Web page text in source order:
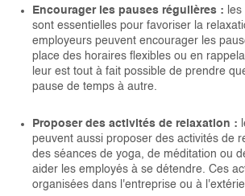
Encourager les pauses régulières :
sont essentielles pour favoriser la
employeurs peuvent encourager les
place des horaires flexibles ou en
leur est tout à fait possible de prendre
pause de temps à autre.
Proposer des activités de relaxation :
peuvent aussi proposer des activités de
des séances de yoga, de méditation ou
aider les employés à se détendre. Ces
organisées dans l'entreprise ou à